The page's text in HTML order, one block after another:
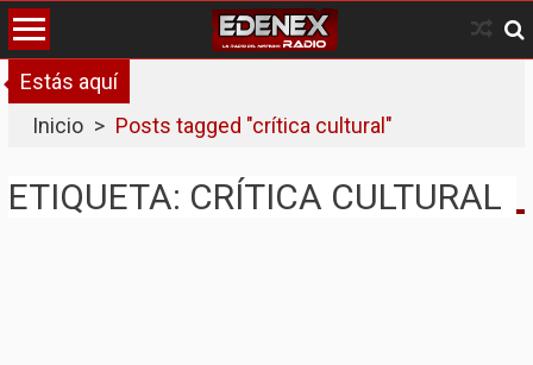
Skip
to
content
Estás aquí
Inicio > Posts tagged "crítica cultural"
ETIQUETA: CRÍTICA CULTURAL